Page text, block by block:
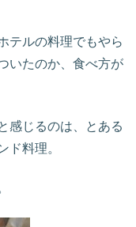
テルの料理でもやら
いたのか、食べ方が
感じるのは、とある
ド料理。